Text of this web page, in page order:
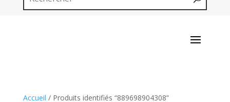
Accueil / Produits identifiés “889698904308”